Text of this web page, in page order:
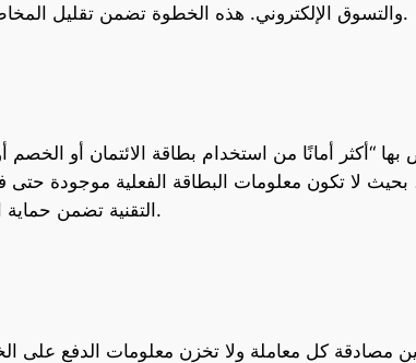
والتسوق الإلكتروني. هذه الخطوة تضمن تقليل المخاطر المحتملة في حال سرقة الهاتف أو اختراقه.
“أكثر أمانًا من استخدام بطاقة الائتمان أو
بحيث لا تكون معلومات البطاقة الفعلية موجودة
التقنية تضمن حماية البيانات حتى في حالة فقدان الهاتف أو سرقته.
كل معاملة ولا تخزن معلومات الدفع على